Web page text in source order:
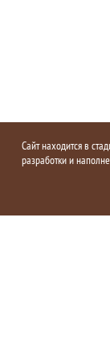
Сайт находится в
разработки и